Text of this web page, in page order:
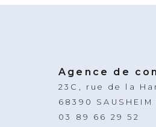
Agence de
23C, rue de la
68390 SAUSHEIM
03 89 66 29 52